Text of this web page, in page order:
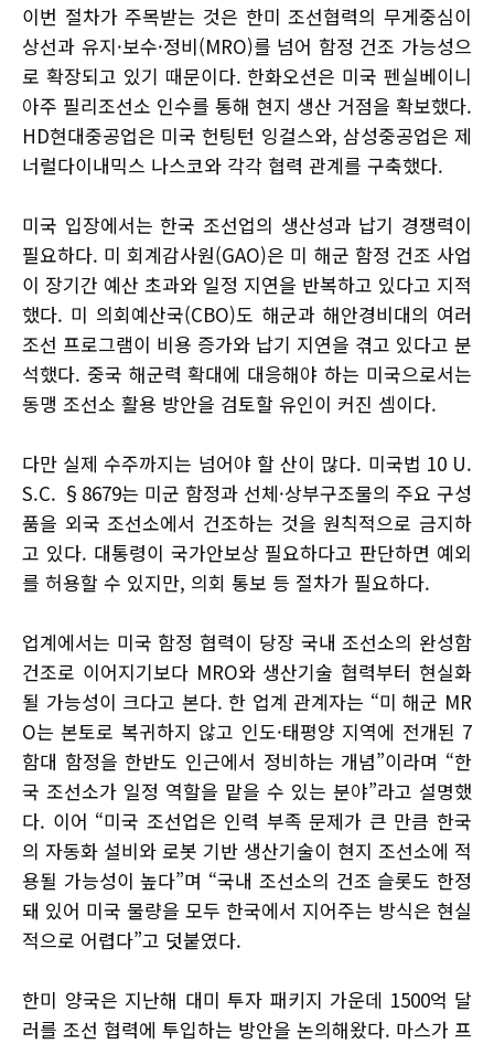
이번 절차가 주목받는 것은 한미 조선협력의 무게중심이
상선과 유지·보수·정비(MRO)를 넘어 함정 건조 가능성으
로 확장되고 있기 때문이다. 한화오션은 미국 펜실베이니
아주 필리조선소 인수를 통해 현지 생산 거점을 확보했다.
HD현대중공업은 미국 헌팅턴 잉걸스와, 삼성중공업은 제
너럴다이내믹스 나스코와 각각 협력 관계를 구축했다.
미국 입장에서는 한국 조선업의 생산성과 납기 경쟁력이
필요하다. 미 회계감사원(GAO)은 미 해군 함정 건조 사업
이 장기간 예산 초과와 일정 지연을 반복하고 있다고 지적
했다. 미 의회예산국(CBO)도 해군과 해안경비대의 여러
조선 프로그램이 비용 증가와 납기 지연을 겪고 있다고 분
석했다. 중국 해군력 확대에 대응해야 하는 미국으로서는
동맹 조선소 활용 방안을 검토할 유인이 커진 셈이다.
다만 실제 수주까지는 넘어야 할 산이 많다. 미국법 10 U.
S.C. §8679는 미군 함정과 선체·상부구조물의 주요 구성
품을 외국 조선소에서 건조하는 것을 원칙적으로 금지하
고 있다. 대통령이 국가안보상 필요하다고 판단하면 예외
를 허용할 수 있지만, 의회 통보 등 절차가 필요하다.
업계에서는 미국 함정 협력이 당장 국내 조선소의 완성함
건조로 이어지기보다 MRO와 생산기술 협력부터 현실화
될 가능성이 크다고 본다. 한 업계 관계자는 “미 해군 MR
O는 본토로 복귀하지 않고 인도·태평양 지역에 전개된 7
함대 함정을 한반도 인근에서 정비하는 개념”이라며 “한
국 조선소가 일정 역할을 맡을 수 있는 분야”라고 설명했
다. 이어 “미국 조선업은 인력 부족 문제가 큰 만큼 한국
의 자동화 설비와 로봇 기반 생산기술이 현지 조선소에 적
용될 가능성이 높다”며 “국내 조선소의 건조 슬롯도 한정
돼 있어 미국 물량을 모두 한국에서 지어주는 방식은 현실
적으로 어렵다”고 덧붙였다.
한미 양국은 지난해 대미 투자 패키지 가운데 1500억 달
러를 조선 협력에 투입하는 방안을 논의해왔다. 마스가 프